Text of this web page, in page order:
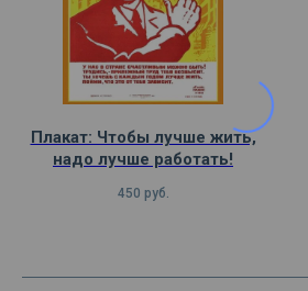
Плакат: Чтобы лучше жить,
надо лучше работать!
450 руб.